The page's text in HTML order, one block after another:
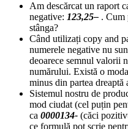
Am descărcat un raport
negative: 123,25– . Cum
stânga?
Când utilizați copy and
numerele negative nu
deoarece semnul valorii
numărului. Există o
minus din partea dreaptă
Sistemul nostru de
mod ciudat (cel puțin
ca 0000134- (căci
ce formulă pot scrie